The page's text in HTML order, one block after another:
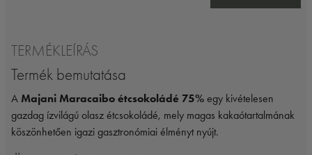
TERMÉKLEÍRÁS
Termék bemutatása
A Majani Maracaibo étcsokoládé 75% egy kivételesen
gazdag ízvilágú olasz étcsokoládé, mely magas kakaótartalmának
köszönhetően igazi gasztronómiai élményt nyújt.